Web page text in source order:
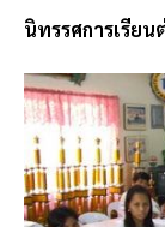
นิทรรศการเรีย